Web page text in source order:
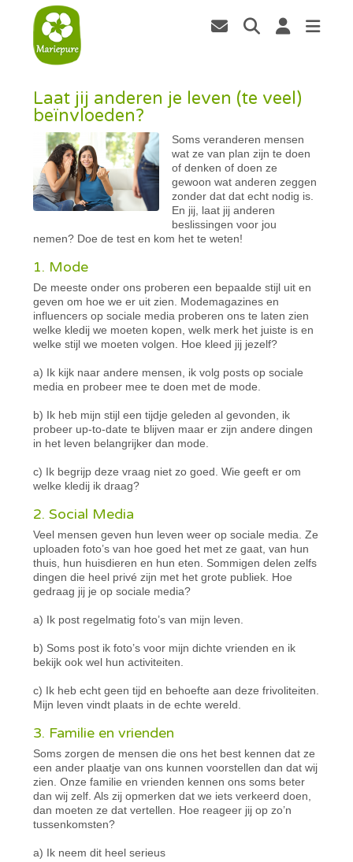
Laat jij anderen je leven (te veel)
beïnvloeden?
Soms veranderen mensen
wat ze van plan zijn te doen
of denken of doen ze
gewoon wat anderen zeggen
zonder dat dat echt nodig is.
En jij, laat jij anderen
beslissingen voor jou
nemen? Doe de test en kom het te weten!
1. Mode
De meeste onder ons proberen een bepaalde stijl uit en
geven om hoe we er uit zien. Modemagazines en
influencers op sociale media proberen ons te laten zien
welke kledij we moeten kopen, welk merk het juiste is en
welke stijl we moeten volgen. Hoe kleed jij jezelf?
a) Ik kijk naar andere mensen, ik volg posts op sociale
media en probeer mee te doen met de mode.
b) Ik heb mijn stijl een tijdje geleden al gevonden, ik
probeer up-to-date te blijven maar er zijn andere dingen
in het leven belangrijker dan mode.
c) Ik begrijp deze vraag niet zo goed. Wie geeft er om
welke kledij ik draag?
2. Social Media
Veel mensen geven hun leven weer op sociale media. Ze
uploaden foto’s van hoe goed het met ze gaat, van hun
thuis, hun huisdieren en hun eten. Sommigen delen zelfs
dingen die heel privé zijn met het grote publiek. Hoe
gedraag jij je op sociale media?
a) Ik post regelmatig foto’s van mijn leven.
b) Soms post ik foto’s voor mijn dichte vrienden en ik
bekijk ook wel hun activiteiten.
c) Ik heb echt geen tijd en behoefte aan deze frivoliteiten.
Mijn leven vindt plaats in de echte wereld.
3. Familie en vrienden
Soms zorgen de mensen die ons het best kennen dat ze
een ander plaatje van ons kunnen voorstellen dan dat wij
zien. Onze familie en vrienden kennen ons soms beter
dan wij zelf. Als zij opmerken dat we iets verkeerd doen,
dan moeten ze dat vertellen. Hoe reageer jij op zo’n
tussenkomsten?
a) Ik neem dit heel serieus